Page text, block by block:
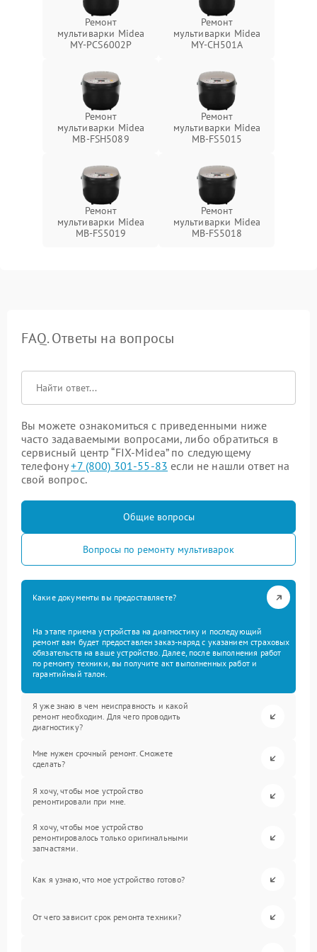
Ремонт
мультиварки Midea
MY-PCS6002P
Ремонт
мультиварки Midea
MY-CH501A
Ремонт
мультиварки Midea
MB-FSH5089
Ремонт
мультиварки Midea
MB-FS5015
Ремонт
мультиварки Midea
MB-FS5019
Ремонт
мультиварки Midea
MB-FS5018
FAQ. Ответы на вопросы
Вы можете ознакомиться с приведенными ниже
часто задаваемыми вопросами, либо обратиться в
сервисный центр “FIX-Midea” по следующему
телефону+7 (800) 301-55-83 если не нашли ответ на
свой вопрос.
Общие вопросы
Вопросы по ремонту мультиварок
Какие документы вы предоставляете?
На этапе приема устройства на диагностику и последующий
ремонт вам будет предоставлен заказ-наряд с указанием страховых
обязательств на ваше устройство. Далее, после выполнения работ
по ремонту техники, вы получите акт выполненных работ и
гарантийный талон.
Я уже знаю в чем неисправность и какой
ремонт необходим. Для чего проводить
диагностику?
Мне нужен срочный ремонт. Сможете
сделать?
Я хочу, чтобы мое устройство
ремонтировали при мне.
Я хочу, чтобы мое устройство
ремонтировалось только оригинальными
запчастями.
Как я узнаю, что мое устройство готово?
От чего зависит срок ремонта техники?